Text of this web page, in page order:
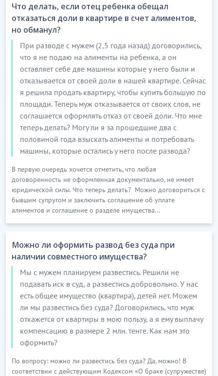
Что делать, если отец ребенка обещал
отказаться доли в квартире в счет алиментов,
но обманул?
При разводе с мужем (2,5 года назад) договорились,
что я не подаю на алименты на ребенка, а он
оставляет себе две машины которые у него были и
отказывается от своей доли в нашей квартире. Сейчас
я решила продать квартиру, чтобы купить большую по
площади. Теперь муж отказывается от своих слов, не
соглашается оформлять отказ от своей доли. Что мне
теперь делать? Могу ли я за прошедшие два с
половиной года взыскать алименты и потребовать
машины, которые остались у него после развода?
В первую очередь хочется отметить, что любая
договоренность не оформленная документально, не имеет
юридической силы. Что теперь делать? Можно договориться с
бывшим супругом и заключить соглашение об уплате
алиментов и соглашение о разделе имущества...
Можно ли оформить развод без суда при
наличии совместного имущества?
Мы с мужем планируем развестись. Решили не
подавать иск в суд, а развестись добровольно. У нас
есть общее имущество (квартира), детей нет. Можем
ли мы развестись без суда? Договорились, что муж
откажется от квартиры в мою пользу, а я ему выплачу
компенсацию в размере 2 млн. тенге. Как нам это
оформить?
По вопросу: можно ли развестись без суда? Да, можно! В
соответствии с действующим Кодексом «О браке (супружестве)